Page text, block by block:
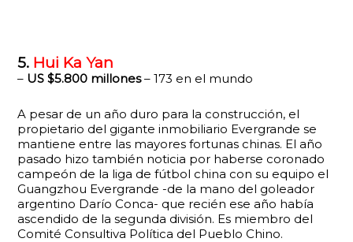
5. Hui Ka Yan
– US $5.800 millones– 173 en el mundo
A pesar de un año duro para la construcción, el
propietario del gigante inmobiliario Evergrande se
mantiene entre las mayores fortunas chinas. El año
pasado hizo también noticia por haberse coronado
campeón de la liga de fútbol china con su equipo el
Guangzhou Evergrande -de la mano del goleador
argentino Darío Conca- que recién ese año había
ascendido de la segunda división. Es miembro del
Comité Consultiva Política del Pueblo Chino.